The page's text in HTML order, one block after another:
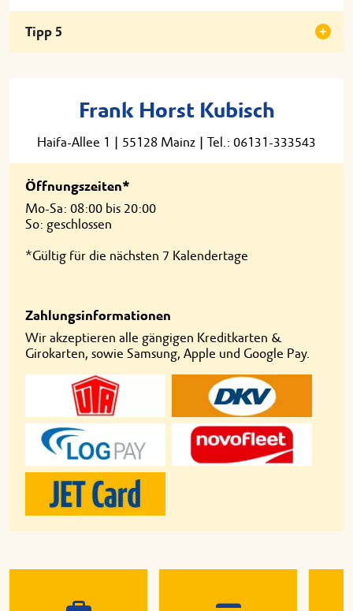
Tipp 5
Frank Horst Kubisch
Haifa-Allee 1 | 55128 Mainz | Tel.: 06131-333543
Öffnungszeiten*
Mo-Sa: 08:00 bis 20:00
So: geschlossen
*Gültig für die nächsten 7 Kalendertage
Zahlungsinformationen
Wir akzeptieren alle gängigen Kreditkarten &
Girokarten, sowie Samsung, Apple und Google Pay.